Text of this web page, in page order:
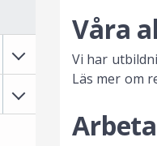
Våra
Vi har
Läs mer om